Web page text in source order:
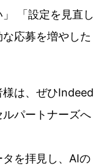
「設定を見直し
応募を増やした
様は、ぜひIndeed
パートナーズへ
を拝見し、AIの